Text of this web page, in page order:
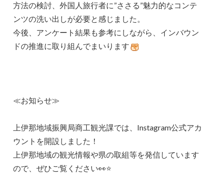
方法の検討、外国人旅行者に”ささる”魅力的なコンテ
ンツの洗い出しが必要と感じました。
今後、アンケート結果も参考にしながら、インバウン
ドの推進に取り組んでまいります
≪お知らせ≫
上伊那地域振興局商工観光課では、Instagram公式アカ
ウントを開設しました！
上伊那地域の観光情報や県の取組等を発信しています
ので、ぜひご覧ください👀⭐